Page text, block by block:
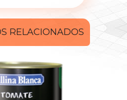
RELACIONADOS